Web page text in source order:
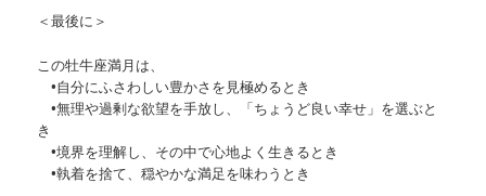
＜最後に＞
この牡牛座満月は、
•自分にふさわしい豊かさを見極めるとき
•無理や過剰な欲望を手放し、「ちょうど良い幸せ」を選ぶと
き
•境界を理解し、その中で心地よく生きるとき
•執着を捨て、穏やかな満足を味わうとき